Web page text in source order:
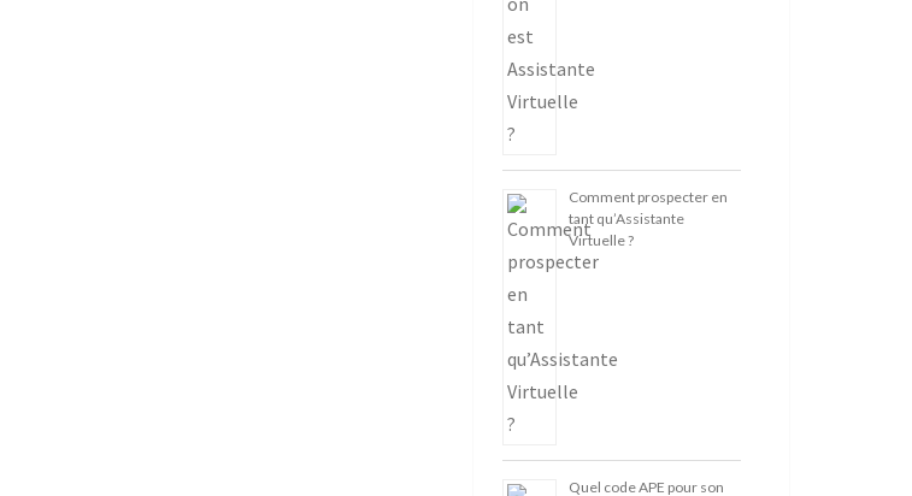
Comment prospecter en
tant qu’Assistante
Virtuelle ?
Quel code APE pour son